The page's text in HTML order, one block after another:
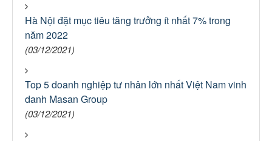
Hà Nội đặt mục tiêu tăng trưởng ít nhất 7% trong
năm 2022
(03/12/2021)
Top 5 doanh nghiệp tư nhân lớn nhất Việt Nam vinh
danh Masan Group
(03/12/2021)